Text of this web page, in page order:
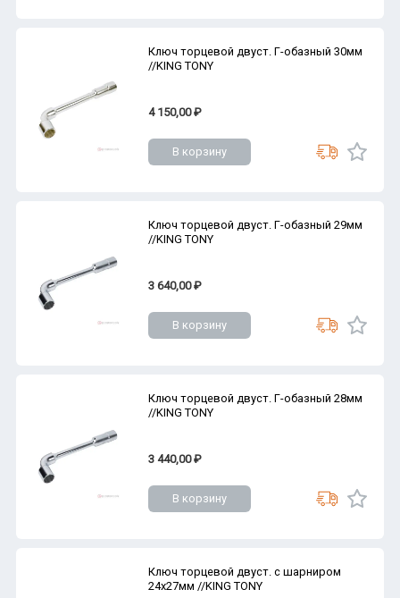
Ключ торцевой двуст. Г-обазный 30мм
//KING TONY
4 150,00 ₽
В корзину
Ключ торцевой двуст. Г-обазный 29мм
//KING TONY
3 640,00 ₽
В корзину
Ключ торцевой двуст. Г-обазный 28мм
//KING TONY
3 440,00 ₽
В корзину
Ключ торцевой двуст. с шарниром
24х27мм //KING TONY